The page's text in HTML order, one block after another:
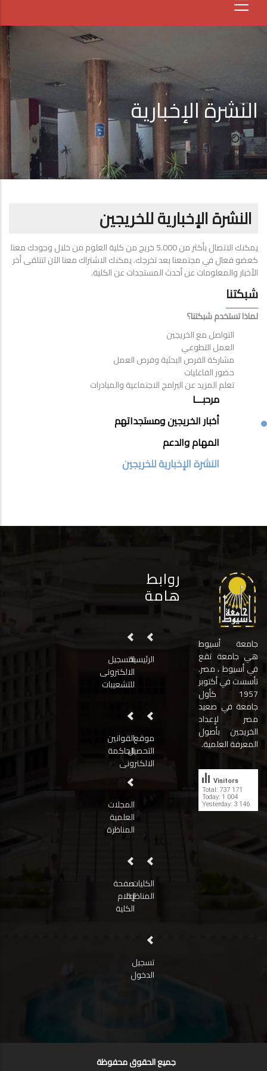
النشرة الإخبارية
النشرة الإخبارية للخريجين
يمكنك الاتصال بأكثر من 5.000 خريج من كلية العلوم من خلال وجودك معنا
كعضو فعال في مجتمعنا بعد تخرجك. يمكنك الاشتراك معنا الآن لتتلقى أخر
الأخبار والمعلومات عن أحدث المستجدات عن الكلية.
شبكتنا
لماذا تستخدم شبكتنا؟
التواصل مع الخريجين
العمل التطوعي
مشاركة الفرص البحثية وفرص العمل
حضور الفاعليات
تعلم المزيد عن البرامج الاجتماعية والمبادرات
ALUMNIمرحبـــا
أخبار الخريجين ومستجداتهم
المهام والدعم
النشرة الإخبارية للخريجين
جامعة أسيوط
هي جامعة تقع
في أسيوط ، مصر.
تأسست في أكتوبر
1957 كأول
جامعة في صعيد
مصر لإعداد
الخريجين بأصول
المعرفة العلمية.
Total: 737 171
Today: 1 004
Yesterday: 3 146
Visitors
روابط
هامة
الرئيسيةالتسجيل
الالكترونى
للتشعيبات
موقع
التحصيل
الالكترونى
القوانين
الحاكمة
المجلات
العلمية
المناظرة
الكليات
المناظرة
صفحة
إعلام
الكلية
تسجيل
الدخول
جميع الحقوق محفوظة